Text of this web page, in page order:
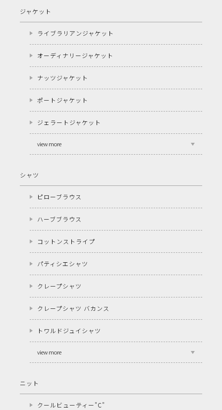
ジャケット
ライブラリアンジャケット
オーディナリージャケット
ナッツジャケット
ポートジャケット
ジェラートジャケット
view more
シャツ
ピローブラウス
ハーブブラウス
コットンストライプ
パティシエシャツ
クレープシャツ
クレープシャツ バカンス
トワルドジュイシャツ
view more
ニット
クールビューティー"C"